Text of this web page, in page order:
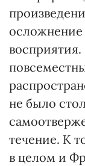
осложнение
восприятия.
не было
течение. К
в целом и